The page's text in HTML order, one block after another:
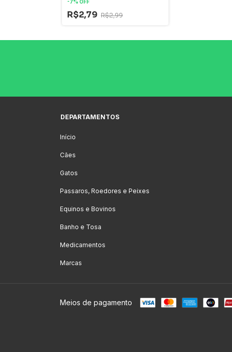
-7% OFF
R$2,79 R$2,99
DEPARTAMENTOS
Início
Cães
Gatos
Passaros, Roedores e Peixes
Equinos e Bovinos
Banho e Tosa
Medicamentos
Marcas
Meios de pagamento